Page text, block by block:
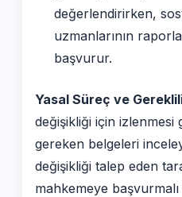
değerlendirirken,
uzmanlarının
başvurur.
Yasal Süreç ve
değişikliği için izlenmesi
gereken belgeleri
değişikliği talep eden
mahkemeye